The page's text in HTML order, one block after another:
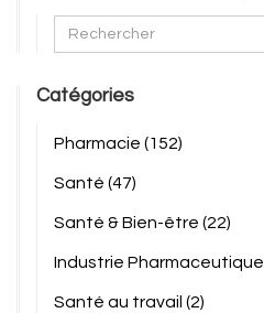
Catégories
Pharmacie (152)
Santé (47)
Santé & Bien-être (22)
Industrie Pharmaceutique
Santé au travail (2)